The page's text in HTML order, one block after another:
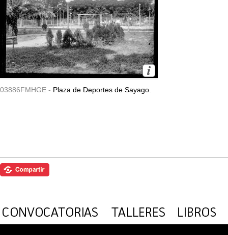
03886FMHGE - Plaza de Deportes de Sayago.